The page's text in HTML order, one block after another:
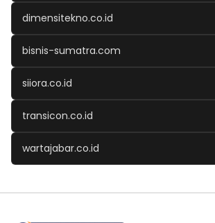
dimensitekno.co.id
bisnis-sumatra.com
siiora.co.id
transicon.co.id
wartajabar.co.id